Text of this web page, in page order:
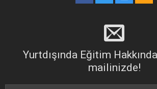
Yurtdışında Eğitim
mailinizde!